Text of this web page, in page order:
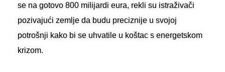
se na gotovo 800 milijardi eura, rekli su istraživači
pozivajući zemlje da budu preciznije u svojoj
potrošnji kako bi se uhvatile u koštac s energetskom
krizom.